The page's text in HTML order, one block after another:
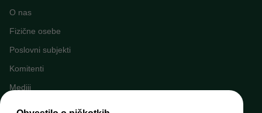
O nas
Fizične osebe
Poslovni subjekti
Komitenti
Mediji